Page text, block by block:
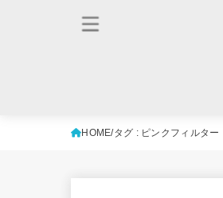
HOME タグ : ピンクフィルター